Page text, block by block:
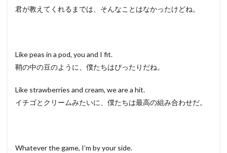
君が教えてくれるまでは、そんなことはなかったけどね。
Like peas in a pod, you and I fit.
鞘の中の豆のように、僕たちはぴったりだね。
Like strawberries and cream, we are a hit.
イチゴとクリームみたいに、僕たちは最高の組み合わせだ。
Whatever the game, I’m by your side.